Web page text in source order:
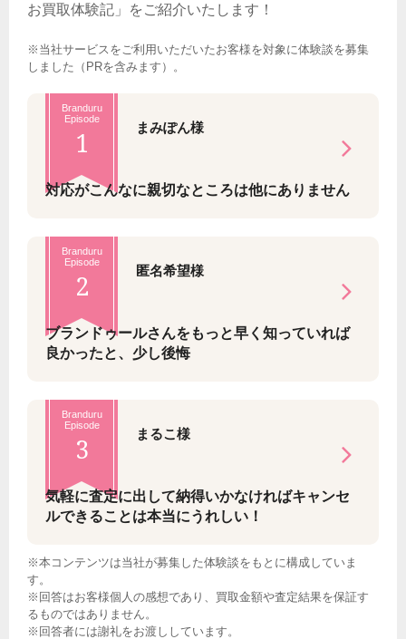
お買取体験記」をご紹介いたします！
※当社サービスをご利用いただいたお客様を対象に体験談を募集
しました（PRを含みます）。
Branduru
Episode
1 まみぽん様
対応がこんなに親切なところは他にありません
Branduru
Episode
2 匿名希望様
ブランドゥールさんをもっと早く知っていれば
良かったと、少し後悔
Branduru
Episode
3 まるこ様
気軽に査定に出して納得いかなければキャンセ
ルできることは本当にうれしい！
※本コンテンツは当社が募集した体験談をもとに構成していま
す。
※回答はお客様個人の感想であり、買取金額や査定結果を保証す
るものではありません。
※回答者には謝礼をお渡ししています。